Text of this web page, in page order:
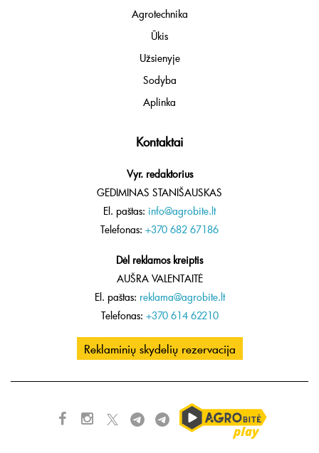
Agrotechnika
Ūkis
Užsienyje
Sodyba
Aplinka
Kontaktai
Vyr. redaktorius
GEDIMINAS STANIŠAUSKAS
El. paštas: info@agrobite.lt
Telefonas: +370 682 67186
Dėl reklamos kreiptis
AUŠRA VALENTAITĖ
El. paštas: reklama@agrobite.lt
Telefonas: +370 614 62210
Reklaminių skydelių rezervacija